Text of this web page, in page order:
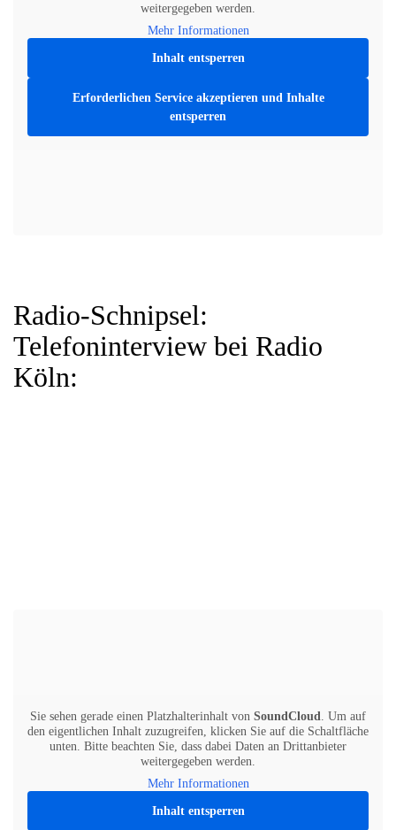
weitergegeben werden.
Mehr Informationen
Inhalt entsperren
Erforderlichen Service akzeptieren und Inhalte
entsperren
Radio-Schnipsel:
Telefoninterview bei Radio
Köln:
Sie sehen gerade einen Platzhalterinhalt von SoundCloud
. Um auf
den eigentlichen Inhalt zuzugreifen, klicken Sie auf die Schaltfläche
unten. Bitte beachten Sie, dass dabei Daten an Drittanbieter
weitergegeben werden.
Mehr Informationen
Inhalt entsperren